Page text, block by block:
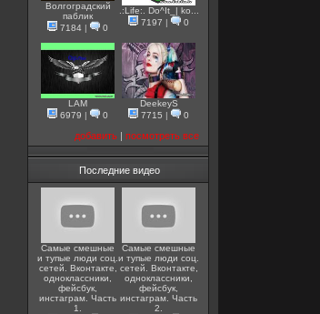
Волгоградский
паблик
7184 | 0
.:Life:. Do^It_| ko...
7197 | 0
LAM
6979 | 0
DeekeyS
7715 | 0
добавить | посмотреть все
Последние видео
Самые смешные
и тупые люди соц.
сетей. Вконтакте,
одноклассники,
фейсбук,
инстаграм. Часть
1.
Самые смешные
и тупые люди соц.
сетей. Вконтакте,
одноклассники,
фейсбук,
инстаграм. Часть
2.